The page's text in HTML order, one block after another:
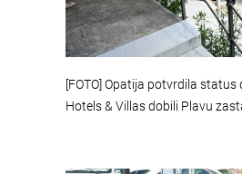
[FOTO] Opatija potvrdila
Hotels & Villas dobili Plavu